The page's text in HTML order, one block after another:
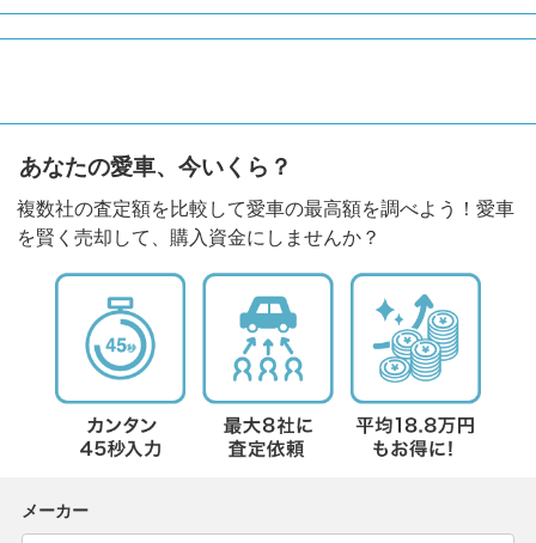
あなたの愛車、今いくら？
複数社の査定額を比較して愛車の最高額を調べよう！愛車
を賢く売却して、購入資金にしませんか？
メーカー